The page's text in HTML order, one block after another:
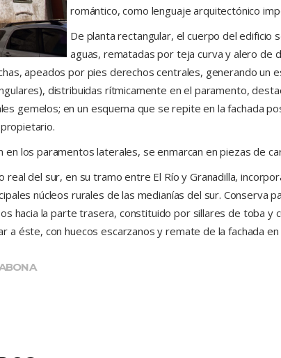
romántico, como lenguaje arquitectónico
De planta rectangular, el cuerpo del edificio
aguas, rematadas por teja curva y alero de
apeados por pies derechos centrales, generando un
distribuidas rítmicamente en el paramento,
gemelos; en un esquema que se repite en la fachada
los paramentos laterales, se enmarcan en piezas de
real del sur, en su tramo entre El Río y Granadilla,
núcleos rurales de las medianías del sur.
hacia la parte trasera, constituido por sillares de toba y
a éste, con huecos escarzanos y remate de la fachada